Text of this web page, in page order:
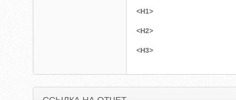
<H1>
<H2>
<H3>